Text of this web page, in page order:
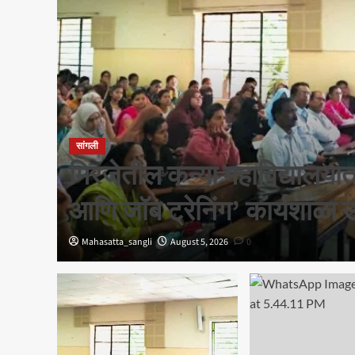
सांगली
मिरजेतील कन्या
आणि जॉब ट्रेनिंग’ कार्यशाळा
Mahasatta_sangli August 5, 2026 0